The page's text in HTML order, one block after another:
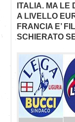
ITALIA. MA LE
A LIVELLO
FRANCIA E’
SCHIERATO